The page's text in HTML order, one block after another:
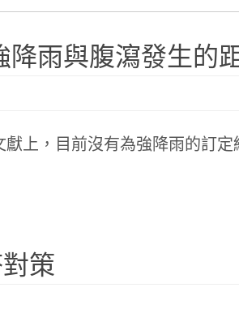
雨與腹瀉發生的
獻上，目前沒有為強降雨的訂
策